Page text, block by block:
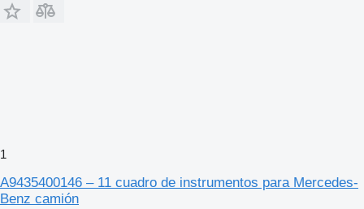
1
A9435400146 – 11 cuadro de instrumentos para Mercedes-
Benz camión